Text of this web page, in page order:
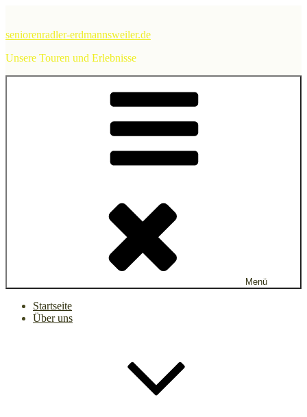
springen
seniorenradler-erdmannsweiler.de
Unsere Touren und Erlebnisse
Menü
Startseite
Über uns